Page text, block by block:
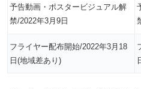
予告動画・ポスタービジュアル解
禁/2022年3月9日
フライヤー配布開始/2022年3月18
日(地域差あり)